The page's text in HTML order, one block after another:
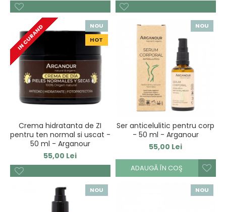
NOU
HOT
IN CURAND
Crema hidratanta de ZI
pentru ten normal si uscat -
50 ml - Arganour
55,00 Lei
NOU
Ser anticelulitic pentru corp
- 50 ml - Arganour
55,00 Lei
ADAUGĂ ÎN COŞ
NOU NOU